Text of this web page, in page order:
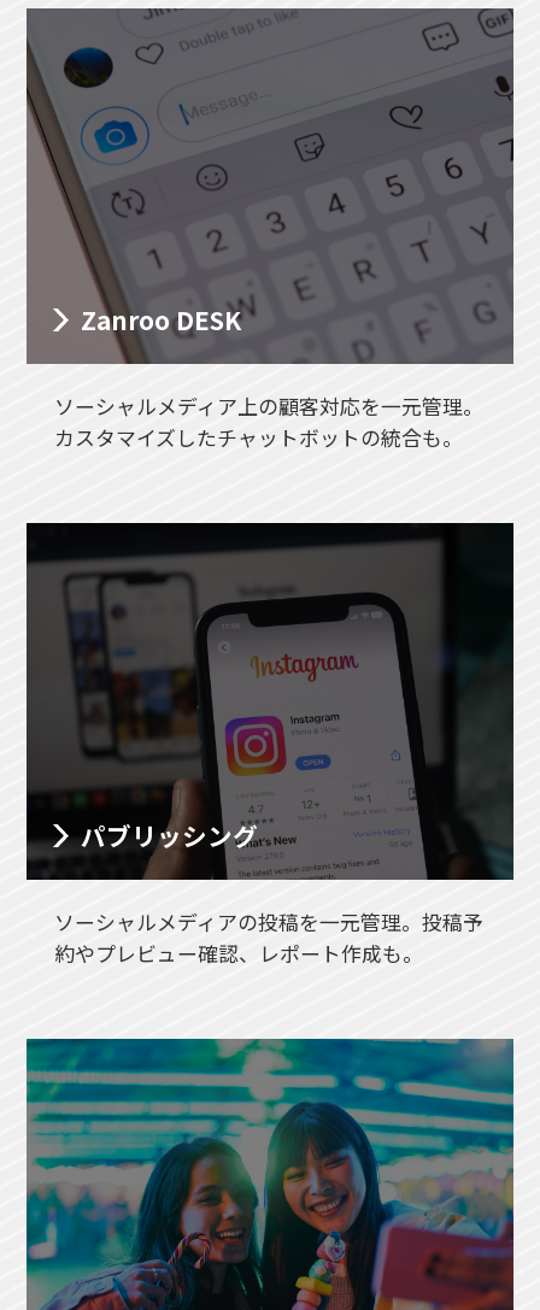
Zanroo DESK
ソーシャルメディア上の顧客対応を一元管理。
カスタマイズしたチャットボットの統合も。
パブリッシング
ソーシャルメディアの投稿を一元管理。投稿予
約やプレビュー確認、レポート作成も。